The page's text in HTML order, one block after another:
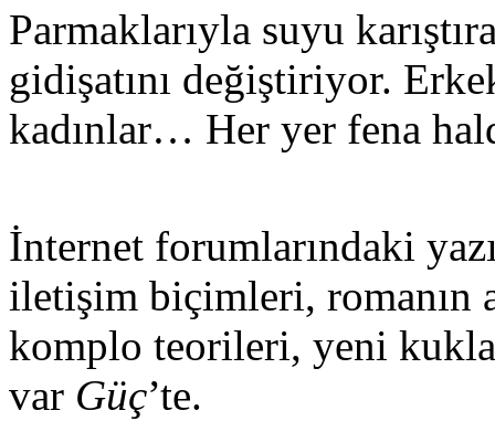
Parmaklarıyla suyu
gidişatını değiştiriyor.
kadınlar… Her yer fena
İnternet forumlarındaki
iletişim biçimleri, romanın
komplo teorileri, yeni
var Güç’te.